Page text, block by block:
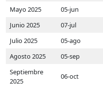
Mayo 2025
05-jun
Junio 2025
07-jul
Julio 2025
05-ago
Agosto 2025
05-sep
Septiembre
2025
06-oct